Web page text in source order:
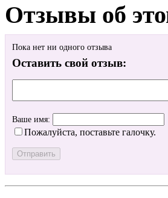
Отзывы об
Пока нет ни одного отзыва
Оставить свой отзыв:
Ваше имя:
Пожалуйста, поставьте галочку.